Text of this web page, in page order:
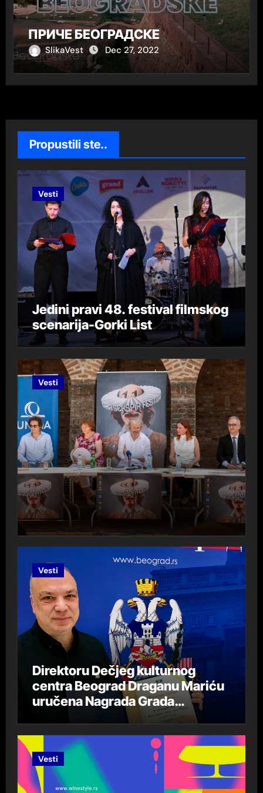
ПРИЧЕ БЕОГРАДСКЕ
SlikaVest Dec 27, 2022
Propustili ste..
Vesti
Jedini pravi 48. festival filmskog
scenarija-Gorki List
Vesti
Vesti
Direktoru Dečjeg kulturnog
centra Beograd Draganu Mariću
uručena Nagrada Grada
Beograda „DespotStefan
Lazarević“ za 2023. godinu
Vesti